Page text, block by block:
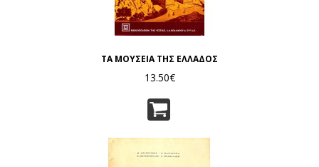
ΤΑ ΜΟΥΣΕΙΑ ΤΗΣ ΕΛΛΑΔΟΣ
13.50€